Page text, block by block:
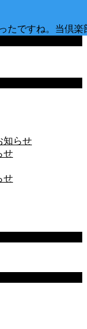
たですね。当倶
知らせ
せ
せ